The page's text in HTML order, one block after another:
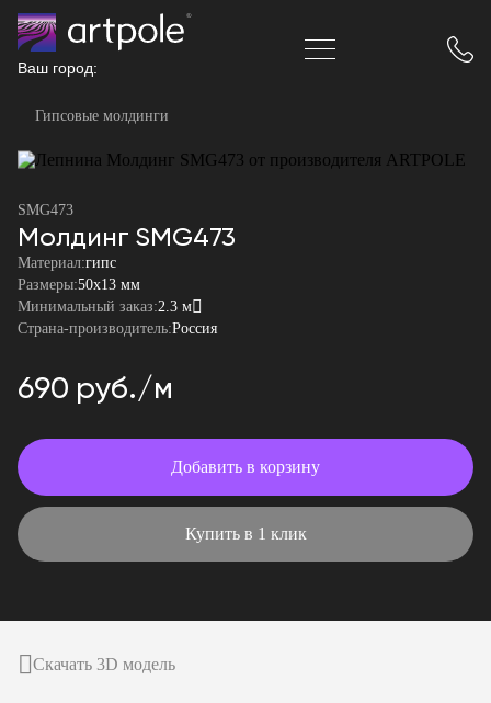
Ваш город:
Гипсовые молдинги
SMG473
Молдинг SMG473
Материал:гипс
Размеры:50x13 мм
Минимальный заказ:2.3 м
Страна-производитель:Россия
690 руб./м
Добавить в корзину
Купить в 1 клик
Скачать 3D модель